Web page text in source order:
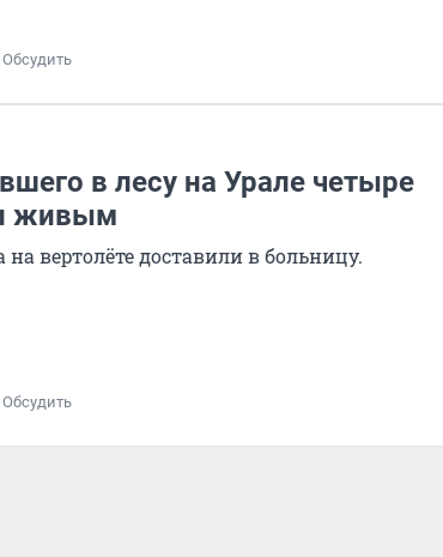
Обсудить
в лесу на Урале четыре
живым
вертолёте доставили в больницу.
Обсудить